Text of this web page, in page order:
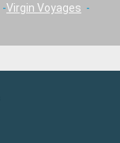
Virgin Voyages